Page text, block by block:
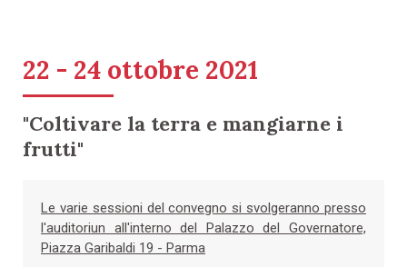
22 - 24 ottobre 2021
"Coltivare la terra e mangiarne i
frutti"
Le varie sessioni del convegno si svolgeranno presso
l'auditoriun all'interno del Palazzo del Governatore,
Piazza Garibaldi 19 - Parma